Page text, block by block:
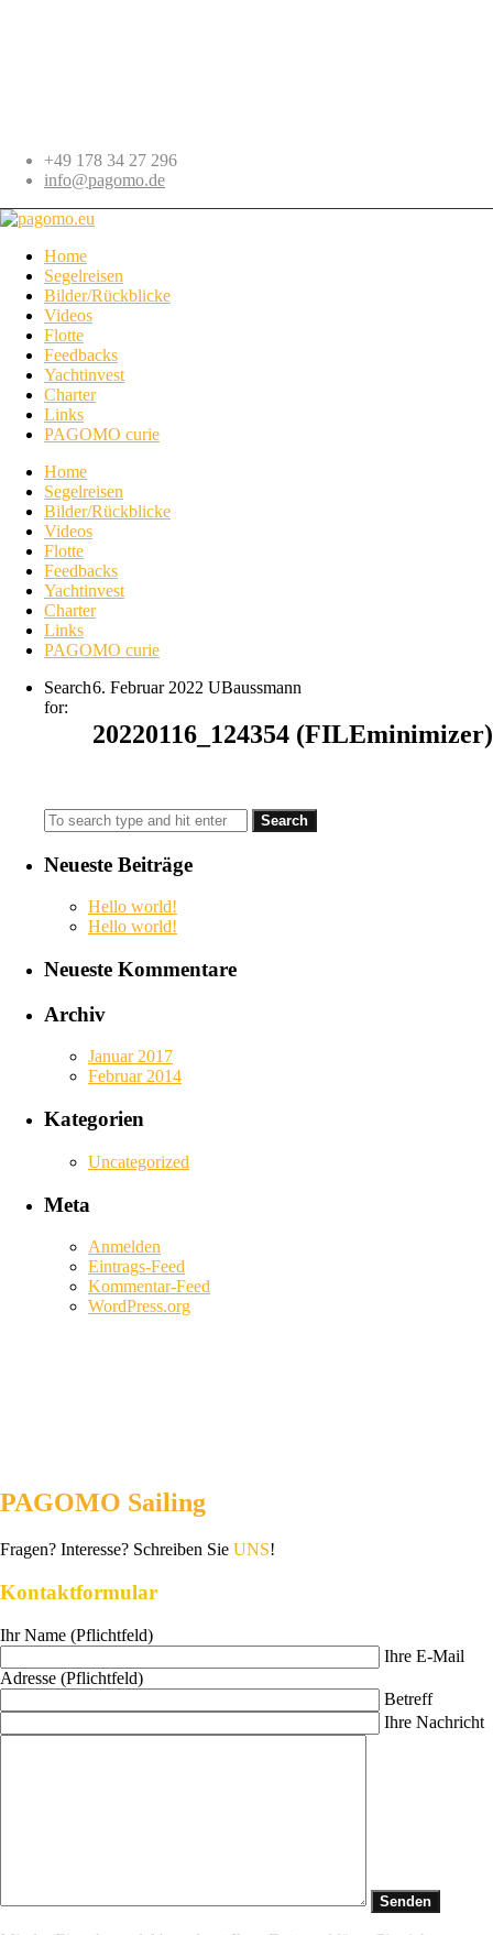
+49 178 34 27 296
info@pagomo.de
Home
Segelreisen
Bilder/Rückblicke
Videos
Flotte
Feedbacks
Yachtinvest
Charter
Links
PAGOMO curie
Home
Segelreisen
Bilder/Rückblicke
Videos
Flotte
Feedbacks
Yachtinvest
Charter
Links
PAGOMO curie
6. Februar 2022 UBaussmann
20220116_124354 (FILEminimizer)
Search
for:
Neueste Beiträge
Hello world!
Hello world!
Neueste Kommentare
Archiv
Januar 2017
Februar 2014
Kategorien
Uncategorized
Meta
Anmelden
Eintrags-Feed
Kommentar-Feed
WordPress.org
PAGOMO Sailing
Fragen? Interesse? Schreiben Sie UNS!
Kontaktformular
Ihr Name (Pflichtfeld)
Ihre E-Mail
Adresse (Pflichtfeld)
Betreff
Ihre Nachricht